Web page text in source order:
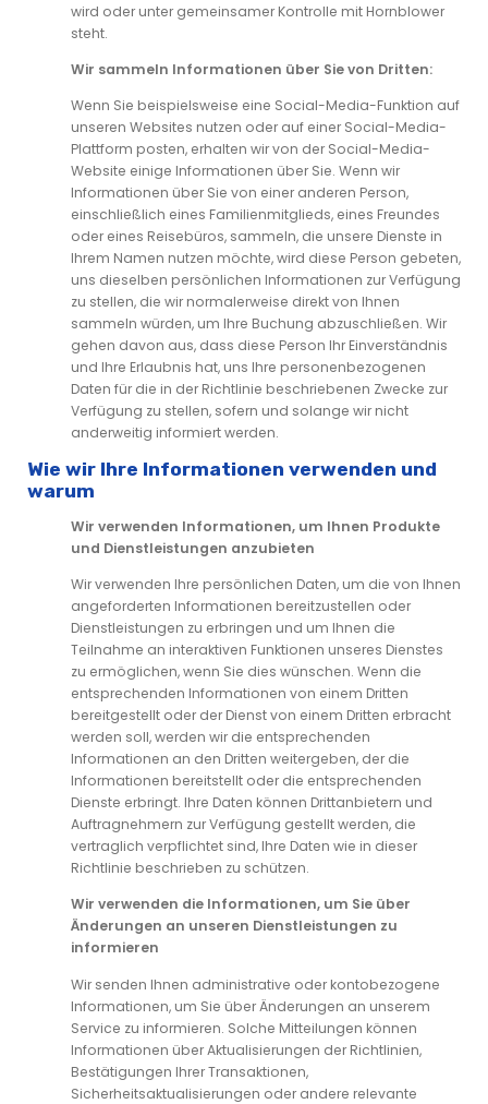
wird oder unter gemeinsamer Kontrolle mit Hornblower
steht.
Wir sammeln Informationen über Sie von Dritten:
Wenn Sie beispielsweise eine Social-Media-Funktion auf
unseren Websites nutzen oder auf einer Social-Media-
Plattform posten, erhalten wir von der Social-Media-
Website einige Informationen über Sie. Wenn wir
Informationen über Sie von einer anderen Person,
einschließlich eines Familienmitglieds, eines Freundes
oder eines Reisebüros, sammeln, die unsere Dienste in
Ihrem Namen nutzen möchte, wird diese Person gebeten,
uns dieselben persönlichen Informationen zur Verfügung
zu stellen, die wir normalerweise direkt von Ihnen
sammeln würden, um Ihre Buchung abzuschließen. Wir
gehen davon aus, dass diese Person Ihr Einverständnis
und Ihre Erlaubnis hat, uns Ihre personenbezogenen
Daten für die in der Richtlinie beschriebenen Zwecke zur
Verfügung zu stellen, sofern und solange wir nicht
anderweitig informiert werden.
Wie wir Ihre Informationen verwenden und
warum
Wir verwenden Informationen, um Ihnen Produkte
und Dienstleistungen anzubieten
Wir verwenden Ihre persönlichen Daten, um die von Ihnen
angeforderten Informationen bereitzustellen oder
Dienstleistungen zu erbringen und um Ihnen die
Teilnahme an interaktiven Funktionen unseres Dienstes
zu ermöglichen, wenn Sie dies wünschen. Wenn die
entsprechenden Informationen von einem Dritten
bereitgestellt oder der Dienst von einem Dritten erbracht
werden soll, werden wir die entsprechenden
Informationen an den Dritten weitergeben, der die
Informationen bereitstellt oder die entsprechenden
Dienste erbringt. Ihre Daten können Drittanbietern und
Auftragnehmern zur Verfügung gestellt werden, die
vertraglich verpflichtet sind, Ihre Daten wie in dieser
Richtlinie beschrieben zu schützen.
Wir verwenden die Informationen, um Sie über
Änderungen an unseren Dienstleistungen zu
informieren
Wir senden Ihnen administrative oder kontobezogene
Informationen, um Sie über Änderungen an unserem
Service zu informieren. Solche Mitteilungen können
Informationen über Aktualisierungen der Richtlinien,
Bestätigungen Ihrer Transaktionen,
Sicherheitsaktualisierungen oder andere relevante